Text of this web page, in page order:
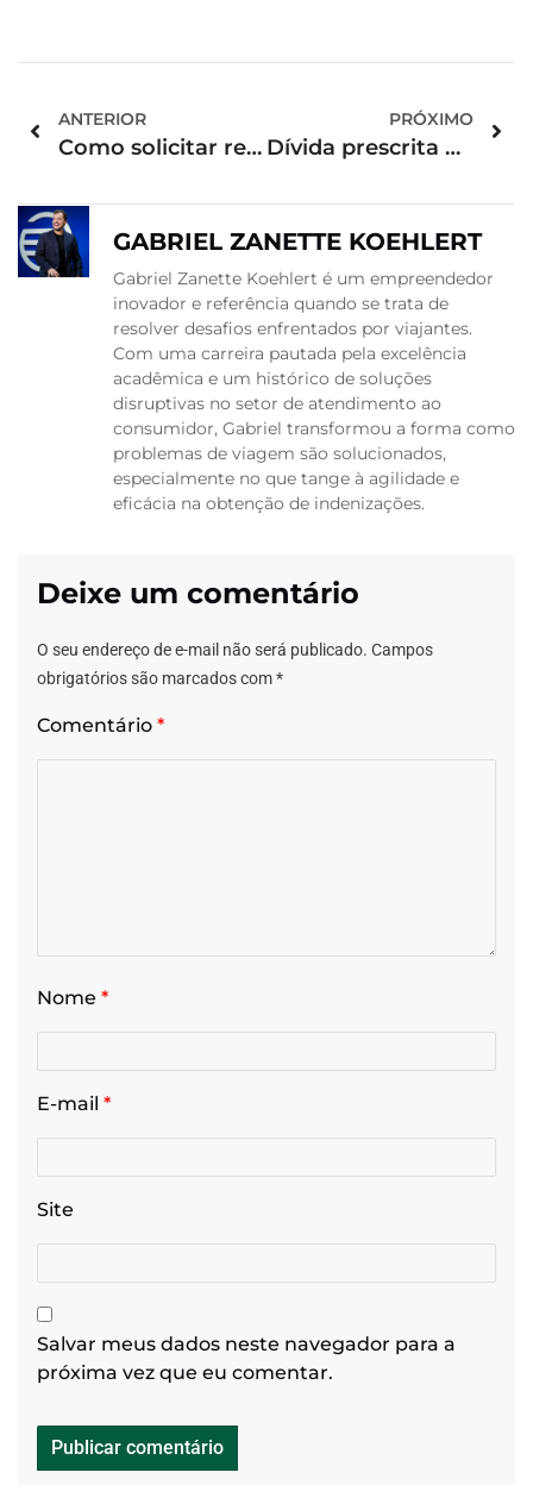
ANTERIOR
Como solicitar reembolso de voo cancelado: entenda o que fazer
PRÓXIMO
Dívida prescrita pode ou não ser cobrada?
GABRIEL ZANETTE KOEHLERT
Gabriel Zanette Koehlert é um empreendedor
inovador e referência quando se trata de
resolver desafios enfrentados por viajantes.
Com uma carreira pautada pela excelência
acadêmica e um histórico de soluções
disruptivas no setor de atendimento ao
consumidor, Gabriel transformou a forma como
problemas de viagem são solucionados,
especialmente no que tange à agilidade e
eficácia na obtenção de indenizações.
Deixe um comentário
O seu endereço de e-mail não será publicado. Campos
obrigatórios são marcados com*
Comentário *
Nome *
E-mail *
Site
Salvar meus dados neste navegador para a
próxima vez que eu comentar.